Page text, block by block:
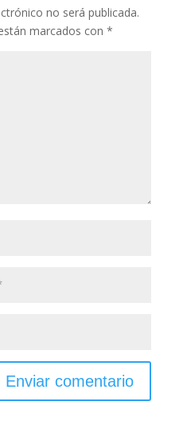
no será publicada.
marcados con *